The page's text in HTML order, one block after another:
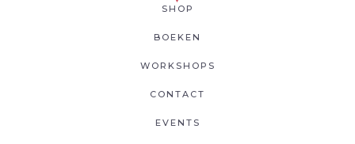
SHOP
BOEKEN
WORKSHOPS
CONTACT
EVENTS